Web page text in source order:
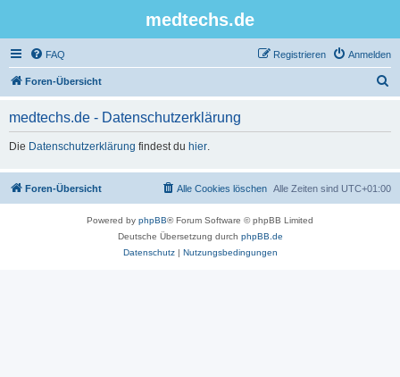
medtechs.de
FAQ Anmelden
Registrieren
Foren-Übersicht
medtechs.de - Datenschutzerklärung
Die Datenschutzerklärung findest du hier.
Foren-Übersicht Alle Zeiten sind UTC+01:00
Alle Cookies löschen
Powered by phpBB® Forum Software © phpBB Limited
Deutsche Übersetzung durch phpBB.de
Datenschutz| Nutzungsbedingungen